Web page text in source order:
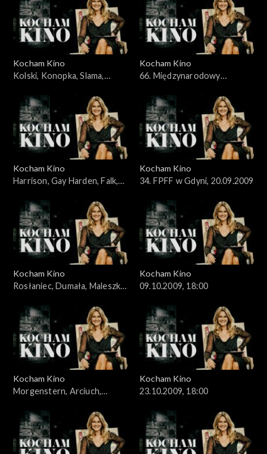
Kocham Kino
Kolski, Konopka, Slama,
Kocham Kino
66. Międzynarodowy
13.09.2009
Kocham Kino
Harrison, Gay Harden, Falk,
Kocham Kino
34. FPFF w Gdyni, 20.09.2009
Kocham Kino
Rosłaniec, Dumała, Maleszka,
Kocham Kino
09.10.2009, 18:00
Kocham Kino
Morgenstern, Arciuch,
Kocham Kino
23.10.2009, 18:00